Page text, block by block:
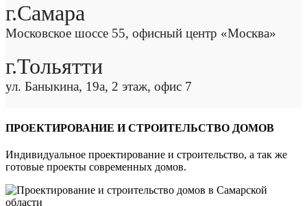
г.Самара
Московское шоссе 55, офисный центр «Москва»
г.Тольятти
ул. Баныкина, 19а, 2 этаж, офис 7
ПРОЕКТИРОВАНИЕ И СТРОИТЕЛЬСТВО ДОМОВ
Индивидуальное проектирование и строительство, а так же
готовые проекты современных домов.